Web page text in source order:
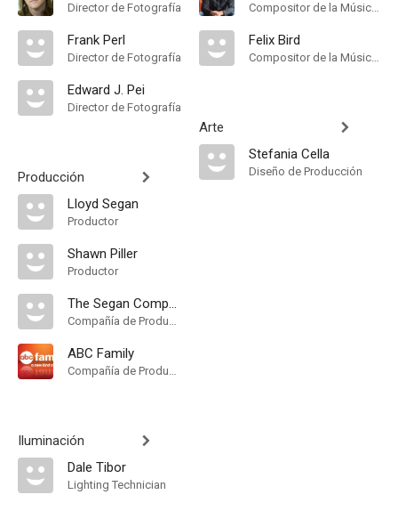
Director de Fotografía
Frank Perl
Director de Fotografía
Edward J. Pei
Director de Fotografía
Producción
Lloyd Segan
Productor
Shawn Piller
Productor
The Segan Company
Compañía de Produccion
ABC Family
Compañía de Produccion
Iluminación
Dale Tibor
Lighting Technician
Compositor de la Música Original
Felix Bird
Compositor de la Música Original
Arte
Stefania Cella
Diseño de Producción